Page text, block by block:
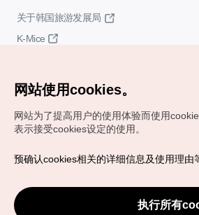
关于韩国旅游发展局
K-Mice
Copyrights (c) 韩国旅游发展局版权所
VISITKOREA官方邮箱
chnsim@knto.or.kr
网站使用cookies。
网站为了提高用户的使用体验而使用
表示接受cookies设定的使用。
预确认cookies相关的详细信息及使用理由
执行所有